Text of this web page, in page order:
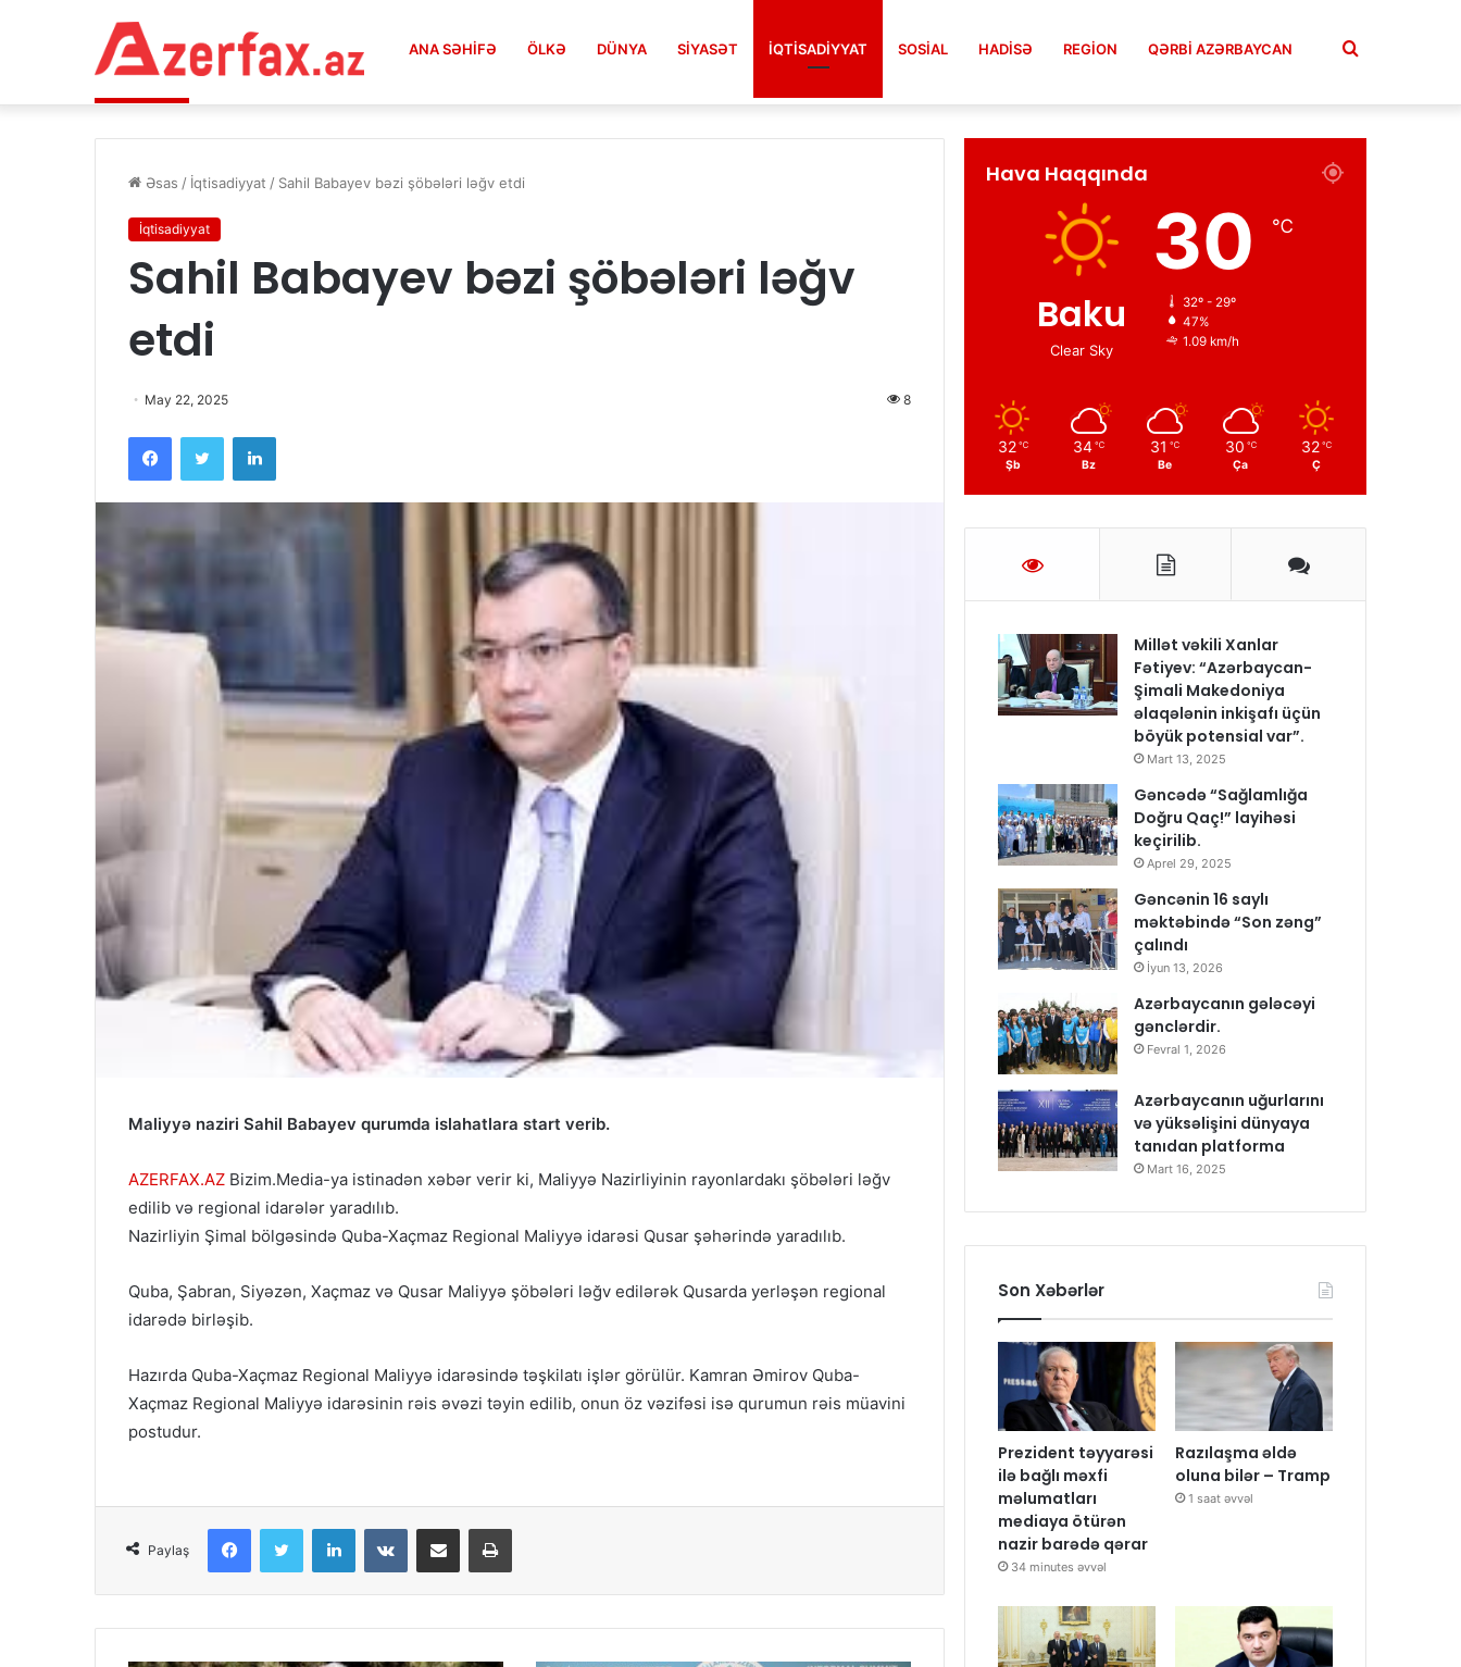
ANA SƏHIFƏ ÖLKƏ DÜNYA SIYASƏT İQTISADIYYAT SOSIAL HADISƏ REGION QƏRBİ AZƏRBAYCAN Axtar
Əsas / İqtisadiyyat / Sahil Babayev bəzi şöbələri ləğv etdi
İqtisadiyyat
Sahil Babayev bəzi şöbələri ləğv
etdi
May 22, 2025 8
Maliyyə naziri Sahil Babayev qurumda islahatlara start verib.
AZERFAX.AZ Bizim.Media-ya istinadən xəbər verir ki, Maliyyə Nazirliyinin rayonlardakı şöbələri ləğv
edilib və regional idarələr yaradılıb.
Nazirliyin Şimal bölgəsində Quba-Xaçmaz Regional Maliyyə idarəsi Qusar şəhərində yaradılıb.
Quba, Şabran, Siyəzən, Xaçmaz və Qusar Maliyyə şöbələri ləğv edilərək Qusarda yerləşən regional
idarədə birləşib.
Hazırda Quba-Xaçmaz Regional Maliyyə idarəsində təşkilatı işlər görülür. Kamran Əmirov Quba-
Xaçmaz Regional Maliyyə idarəsinin rəis əvəzi təyin edilib, onun öz vəzifəsi isə qurumun rəis müavini
postudur.
Paylaş
Hava Haqqında
Baku
Clear Sky
30 ℃
32º - 29º
47%
1.09 km/h
32 ℃
Şb
34 ℃
Bz
31 ℃
Be
30 ℃
Ça
32 ℃
Ç
Millət vəkili Xanlar
Fətiyev: “Azərbaycan-
Şimali Makedoniya
əlaqələnin inkişafı üçün
böyük potensial var”.
Mart 13, 2025
Gəncədə “Sağlamlığa
Doğru Qaç!” layihəsi
keçirilib.
Aprel 29, 2025
Gəncənin 16 saylı
məktəbində “Son zəng”
çalındı
İyun 13, 2026
Azərbaycanın gələcəyi
gənclərdir.
Fevral 1, 2026
Azərbaycanın uğurlarını
və yüksəlişini dünyaya
tanıdan platforma
Mart 16, 2025
Son Xəbərlər
Prezident təyyarəsi
ilə bağlı məxfi
məlumatları
mediaya ötürən
nazir barədə qərar
34 minutes əvvəl
Razılaşma əldə
oluna bilər – Tramp
1 saat əvvəl